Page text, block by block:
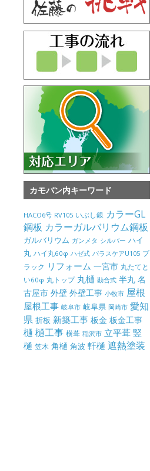
カモバン内キーワード
HACO6号 RV105 いぶし銀 カラーGL
鋼板 カラーガルバリウム鋼板
ガルバリウム ガンメタ シルバー ハイ
丸 ハイ丸60φ ハゼ式 パラスケアU105 ブ
ラック リフォーム 一宮市 丸たてと
い60φ 丸トップ 丸樋 勘合式 半丸 名
古屋市 外壁 外壁工事 小牧市 屋根
屋根工事 岐阜市 岐阜県 岡崎市 愛知
県 折板 新築工事 板金 板金工事
樋 樋工事 横葺 稲沢市 立平葺 竪
樋 笠木 角樋 角波 軒樋 遮熱塗装